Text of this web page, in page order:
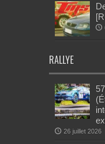
RALLYE
26 juillet 2026